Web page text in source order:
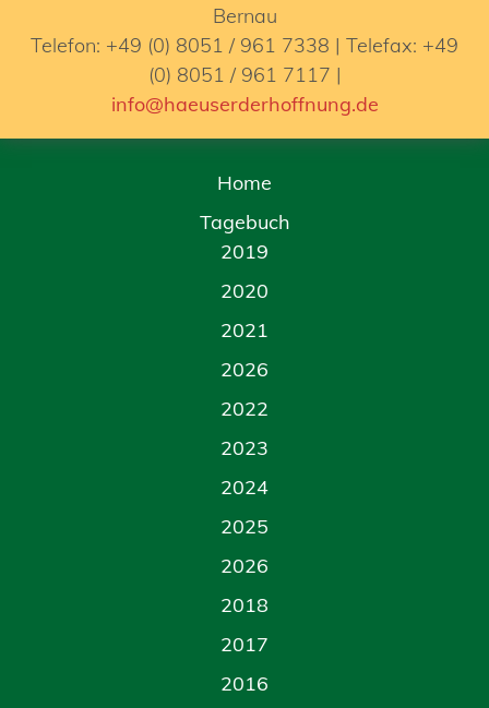
Bernau
Telefon: +49 (0) 8051 / 961 7338 | Telefax: +49
(0) 8051 / 961 7117 |
info@haeuserderhoffnung.de
Home
Tagebuch
2019
2020
2021
2026
2022
2023
2024
2025
2026
2018
2017
2016